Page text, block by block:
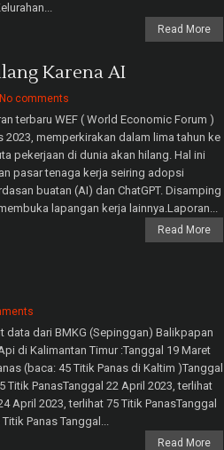
Read More
Karena AI
No comments
terbaru WEF ( World Economic Forum )
2023, memperkirakan dalam lima tahun ke
pekerjaan di dunia akan hilang. Hal ini
pasar tenaga kerja seiring adopsi
buatan (AI) dan ChatGPT. Disamping
lapangan kerja lainnya.Laporan...
Read More
data dari BMKG (Sepinggan) Balikpapan
di Kalimantan Timur :Tanggal 19 Maret
(baca: 45 Titik Panas di Kaltim )Tanggal
Titik PanasTanggal 22 April 2023, terlihat
April 2023, terlihat 75 Titik PanasTanggal
Panas Tanggal...
Read More